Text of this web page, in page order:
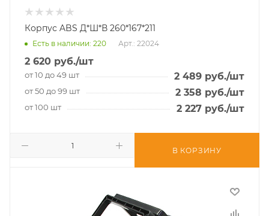
Корпус ABS Д*Ш*В 260*167*211
Есть в наличии: 220 Арт.: 22024
2 620 руб./шт
от 10 до 49 шт 2 489 руб./шт
от 50 до 99 шт 2 358 руб./шт
от 100 шт 2 227 руб./шт
В КОРЗИНУ